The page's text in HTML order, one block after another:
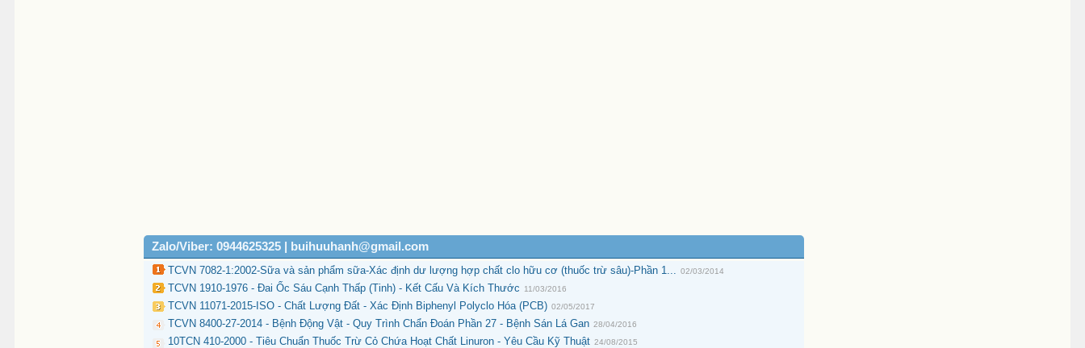
Zalo/Viber: 0944625325 | buihuuhanh@gmail.com
TCVN 7082-1:2002-Sữa và sản phẩm sữa-Xác định dư lượng hợp chất clo hữu cơ (thuốc trừ sâu)-Phần 1... 02/03/2014
TCVN 1910-1976 - Đai Ốc Sáu Cạnh Thấp (Tinh) - Kết Cấu Và Kích Thước 11/03/2016
TCVN 11071-2015-ISO - Chất Lượng Đất - Xác Định Biphenyl Polyclo Hóa (PCB) 02/05/2017
TCVN 8400-27-2014 - Bệnh Động Vật - Quy Trình Chẩn Đoán Phần 27 - Bệnh Sán Lá Gan 28/04/2016
10TCN 410-2000 - Tiêu Chuẩn Thuốc Trừ Cỏ Chứa Hoạt Chất Linuron - Yêu Cầu Kỹ Thuật 24/08/2015